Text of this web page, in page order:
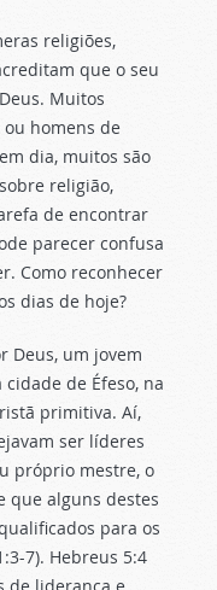
religiões,
que o seu
Muitos
homens de
dia, muitos são
religião,
de encontrar
parecer confusa
Como reconhecer
dias de hoje?
Deus, um jovem
de Éfeso, na
primitiva. Aí,
ser líderes
próprio mestre, o
que alguns destes
para os
7). Hebreus 5:4